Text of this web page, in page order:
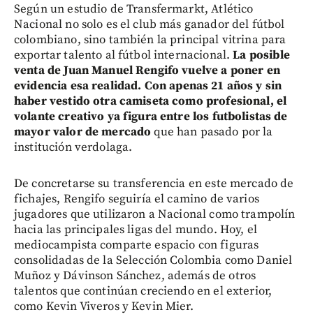
Según un estudio de Transfermarkt, Atlético
Nacional no solo es el club más ganador del fútbol
colombiano, sino también la principal vitrina para
exportar talento al fútbol internacional. La posible
venta de Juan Manuel Rengifo vuelve a poner en
evidencia esa realidad. Con apenas 21 años y sin
haber vestido otra camiseta como profesional, el
volante creativo ya figura entre los futbolistas de
mayor valor de mercadoque han pasado por la
institución verdolaga.
De concretarse su transferencia en este mercado de
fichajes, Rengifo seguiría el camino de varios
jugadores que utilizaron a Nacional como trampolín
hacia las principales ligas del mundo. Hoy, el
mediocampista comparte espacio con figuras
consolidadas de la Selección Colombia como Daniel
Muñoz y Dávinson Sánchez, además de otros
talentos que continúan creciendo en el exterior,
como Kevin Viveros y Kevin Mier.